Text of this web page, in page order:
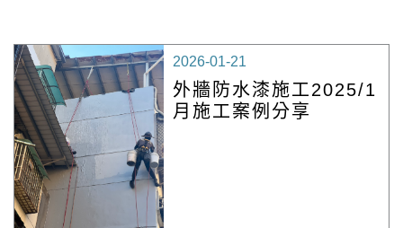
2026-01-21
外牆防水漆施工2025/1
月施工案例分享